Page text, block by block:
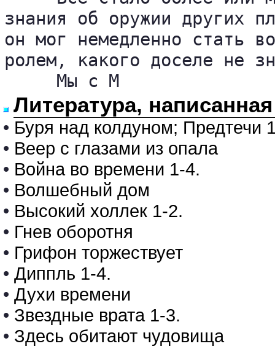
знания об оружии других
он мог немедленно стать
ролем, какого доселе не
     Мы с М
Литература,
• Буря над колдуном; Предтечи
• Веер с глазами из опала
• Война во времени 1-4.
• Волшебный дом
• Высокий холлек 1-2.
• Гнев оборотня
• Грифон торжествует
• Диппль 1-4.
• Духи времени
• Звездные врата 1-3.
• Здесь обитают чудовища